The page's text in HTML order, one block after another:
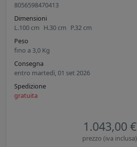
8056598470413
Dimensioni
L.100 cm H.30 cm P.32 cm
Peso
fino a 3,0 Kg
Consegna
entro martedì, 01 set 2026
Spedizione
gratuita
1.043,00 €
prezzo (iva inclusa)